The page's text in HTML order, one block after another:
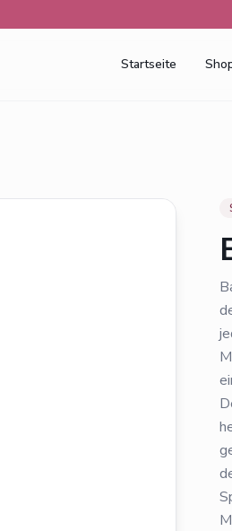
Startseite